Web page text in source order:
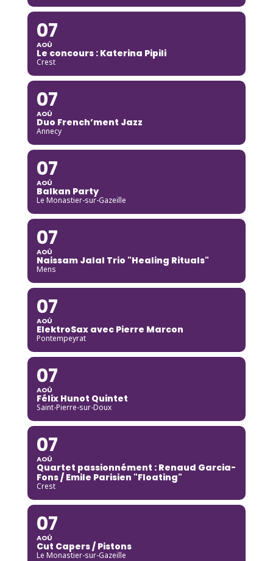
07
AOÛ
Le concours : Katerina Pipili
Crest
07
AOÛ
Duo French’ment Jazz
Annecy
07
AOÛ
Balkan Party
Le Monastier-sur-Gazeille
07
AOÛ
Naissam Jalal Trio "Healing Rituals"
Mens
07
AOÛ
ElektroSax avec Pierre Marcon
Pontempeyrat
07
AOÛ
Félix Hunot Quintet
Saint-Pierre-sur-Doux
07
AOÛ
Quartet passionnément : Renaud Garcia-
Fons / Emile Parisien "Floating"
Crest
07
AOÛ
Cut Capers / Pistons
Le Monastier-sur-Gazeille